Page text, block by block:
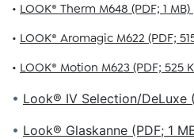
• LOOK® Therm M648 (PDF; 1 MB)
• LOOK® Aromagic M622 (PDF;
• LOOK® Motion M623 (PDF; 525
• Look® IV Selection/DeLuxe
• Look® Glaskanne (PDF; 1